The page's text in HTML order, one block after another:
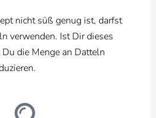
nicht süß genug ist, darfst
verwenden. Ist Dir dieses
die Menge an Datteln